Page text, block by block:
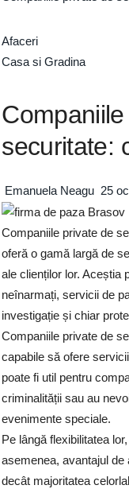
Afaceri
Casa si Gradina
securitate:
Emanuela Neagu 25
Companiile private de
oferă o gamă largă de
ale clienților lor. Aceștia
neînarmați, servicii de
investigație și chiar
Companiile private de
capabile să ofere
poate fi util pentru
criminalității sau au
evenimente speciale.
Pe lângă flexibilitatea
asemenea, avantajul
decât majoritatea